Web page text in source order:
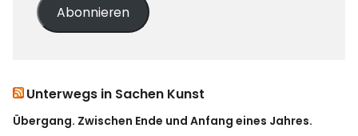
Abonnieren
Unterwegs in Sachen Kunst
Übergang. Zwischen Ende und Anfang eines Jahres.